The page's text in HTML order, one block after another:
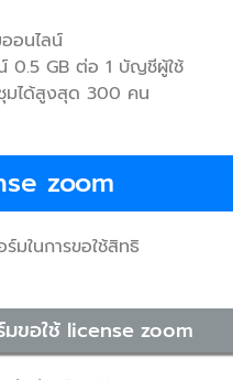
ออนไลน์
0.5 GB ต่อ 1 บัญชีผู้ใช้
มได้สูงสุด 300 คน
zoom
มในการขอใช้สิทธิ
ขอใช้ license zoom